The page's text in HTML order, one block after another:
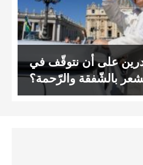
على أن نتوقّف في
بالشّفقة والرّحمة؟